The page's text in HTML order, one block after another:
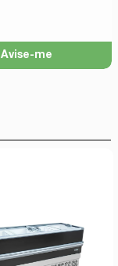
Avise-me